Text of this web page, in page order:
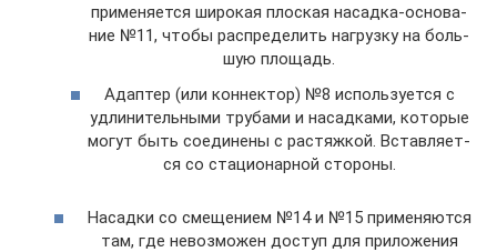
при­ме­ня­ет­ся широ­кая плос­кая насад­ка-осно­ва­
ние №11, что­бы рас­пре­де­лить нагруз­ку на боль­
шую площадь.
Адап­тер (или кон­нек­тор) №8 исполь­зу­ет­ся с
удли­ни­тель­ны­ми тру­ба­ми и насад­ка­ми, кото­рые
могут быть соеди­не­ны с рас­тяж­кой. Встав­ля­ет­
ся со ста­ци­о­нар­ной стороны.
Насад­ки со сме­ще­ни­ем №14 и №15 при­ме­ня­ют­ся
там, где невоз­мо­жен доступ для при­ло­же­ния